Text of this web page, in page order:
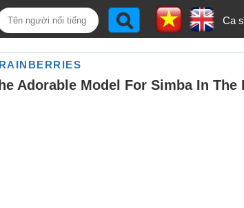
Ca